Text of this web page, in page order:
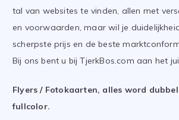
tal van websites te vinden, allen met
en voorwaarden, maar wil je
scherpste prijs en de beste
Bij ons bent u bij TjerkBos.com aan het
Flyers / Fotokaarten, alles word
fullcolor.